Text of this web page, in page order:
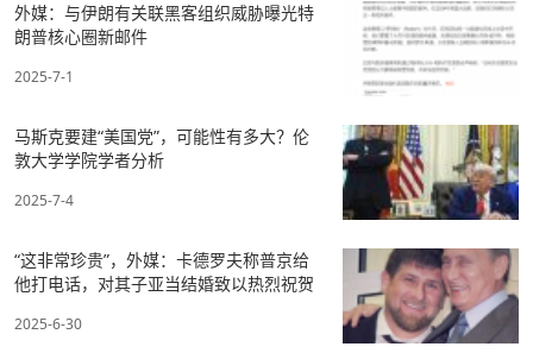
外媒：与伊朗有关联黑客组织威胁曝光特
朗普核心圈新邮件
2025-7-1
马斯克要建“美国党”，可能性有多大？伦
敦大学学院学者分析
2025-7-4
“这非常珍贵”，外媒：卡德罗夫称普京给
他打电话，对其子亚当结婚致以热烈祝贺
2025-6-30